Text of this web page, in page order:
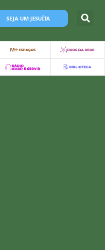
SEJA UM JESUÍTA